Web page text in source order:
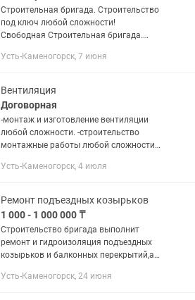
Строительная бригада. Строительство
под ключ любой сложности!
Свободная Строительная бригада.
Фундаментные работы. Возведение
Устройство...
Усть-Каменогорск, 7 июня
Вентиляция
Договорная
-монтаж и изготовление вентиляции
любой сложности. -строительство
монтажные работы любой сложности .
реализацию не стандартный проекты.
Усть-Каменогорск, 4 июля
Ремонт подъездных козырьков
1 000 - 1 000 000 ₸
Строительство бригада выполнит
ремонт и гидроизоляция подъездных
козырьков и балконных перекрытий,а
(оплата нал/безнал.
Усть-Каменогорск, 24 июня